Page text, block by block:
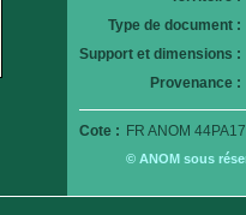
Type de document :
Support et dimensions :
Provenance :
Cote : FR ANOM
© ANOM sous